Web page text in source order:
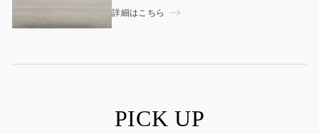
詳細はこちら
PICK UP